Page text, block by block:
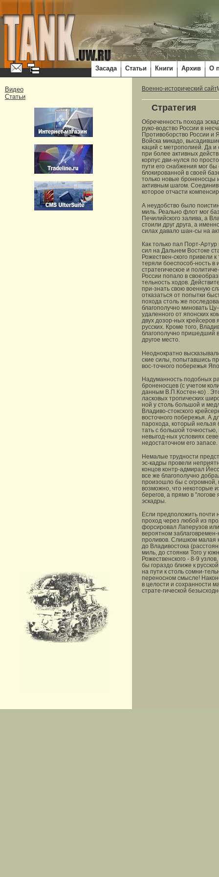
Засада Статьи Книги Архив О
Видео
Статьи
Военно-исторический сайт
Стратегия
Обреченность похода
руко-водство России в
Противоборство России и
Войска микадо,
каций с метрополией. Да и
при более активных
корпус дви-нулся по
пути его снабжения мог
блокированной в своей
только новые броненосцы
активным шагом.
которое отчасти
А неудобство было
миль. Реально флот мог
Печилийского залива, а
стоили друг друга, а
силах давало шан-сы на
Как только пал Порт-
сил на Дальнем Востоке
Рожествен-ского привели
теряли боеспособ-ность в
стратегическое и
России попало в
тельность ходов.
при-знать свою военную
отказаться от попытки
похода столь же
благополучно миновать
удаленного от японских
двух дозор-ных крейсеров
русских. Кроме того,
благополучно пришедший
другое место.
Неоднократно
ские силы, попытавшись
вос-точного побережья
Надуманность подобных
броненосцев (с учетом
данным В.П.Костен-ко) .
ласковых тропических
ной у столь большой и
Владиво-стокского
восточного побережья. А
парохода, который нельзя
тать с большой
невыгод-ных условиях
недостаточном его запасе.
Немалые трудности
эс-кадры провели
концов контр-адмирал
все же благополучно
произошло бы с огромной,
возможно, что некоторые
берегов, а прямо в
эскадры.
Если предположить почти
проход через любой из
форсировал Лаперузов
вероятном
проливов. Слишком малая
до Владивостока
миль, до стоянки Того у
Рожественского - 8-9
бы гораздо ближе к
на пути к столь сомни-
переносном смысле!
в целости и сохранности
страте-гической